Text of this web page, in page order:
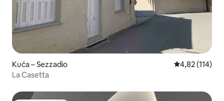
Kuća – Sezzadio Prosječna
4,82 (114)
La Casetta